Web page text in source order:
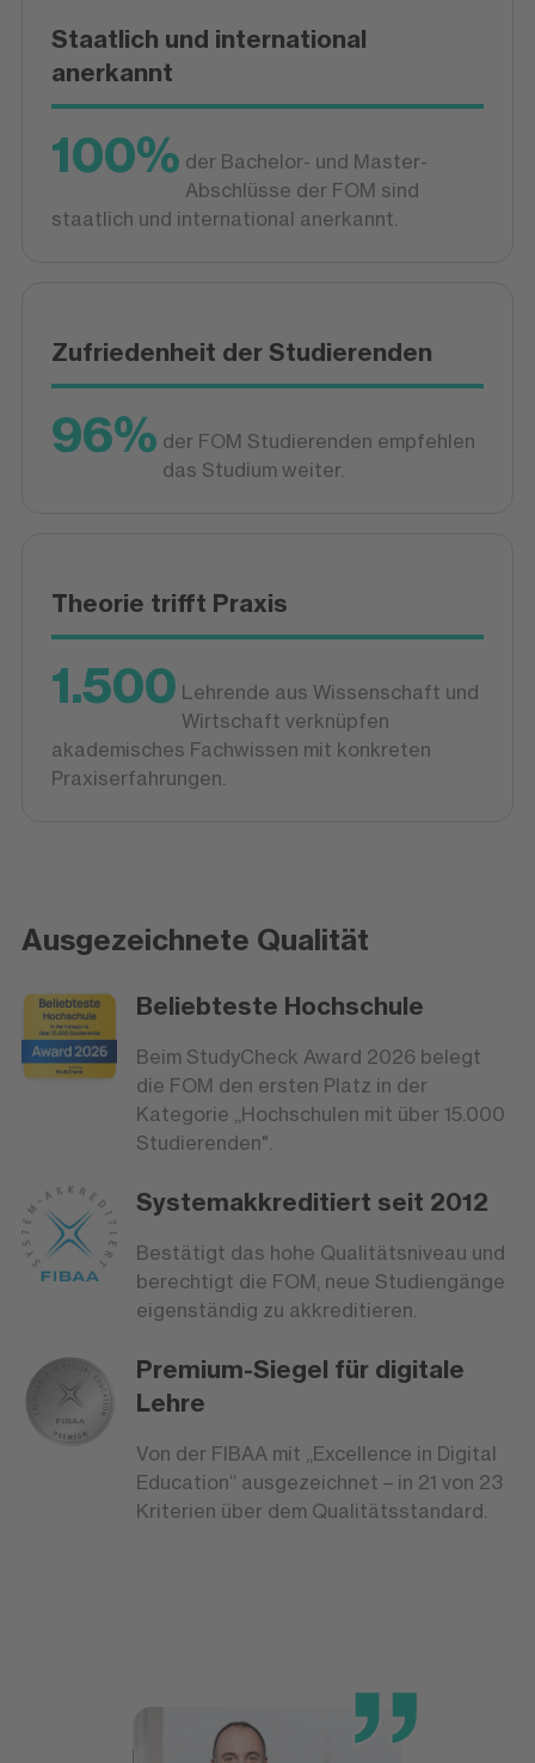
Staatlich und international
anerkannt
100% der Bachelor- und Master-
Abschlüsse der FOM sind
staatlich und international anerkannt.
Zufriedenheit der Studierenden
96% der FOM Studierenden empfehlen
das Studium weiter.
Theorie trifft Praxis
1.500 Lehrende aus Wissenschaft und
Wirtschaft verknüpfen
akademisches Fachwissen mit konkreten
Praxiserfahrungen.
Ausgezeichnete Qualität
Beliebteste Hochschule
Beim StudyCheck Award 2026 belegt
die FOM den ersten Platz in der
Kategorie „Hochschulen mit über 15.000
Studierenden".
Systemakkreditiert seit 2012
Bestätigt das hohe Qualitätsniveau und
berechtigt die FOM, neue Studiengänge
eigenständig zu akkreditieren.
Premium-Siegel für digitale
Lehre
Von der FIBAA mit „Excellence in Digital
Education“ ausgezeichnet – in 21 von 23
Kriterien über dem Qualitätsstandard.